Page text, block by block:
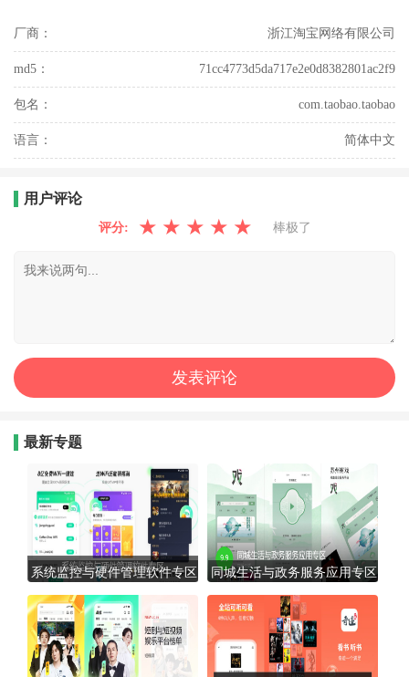
厂商： 浙江淘宝网络有限公司
md5： 71cc4773d5da717e2e0d8382801ac2f9
包名： com.taobao.taobao
语言： 简体中文
用户评论
评分: ★ ★ ★ ★ ★ 棒极了
最新专题
系统监控与硬件管理软件专区 同城生活与政务服务应用专区